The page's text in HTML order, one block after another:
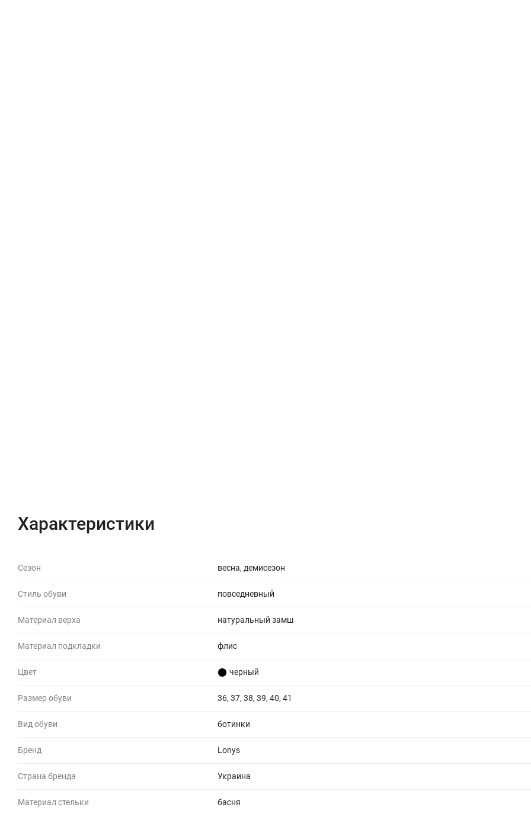
Характеристики
Сезон весна, демисезон
Стиль обуви повседневный
Материал верха натуральный замш
Материал подкладки флис
Цвет черный
Размер обуви 36, 37, 38, 39, 40, 41
Вид обуви ботинки
Бренд Lonys
Страна бренда Украина
Материал стельки басня